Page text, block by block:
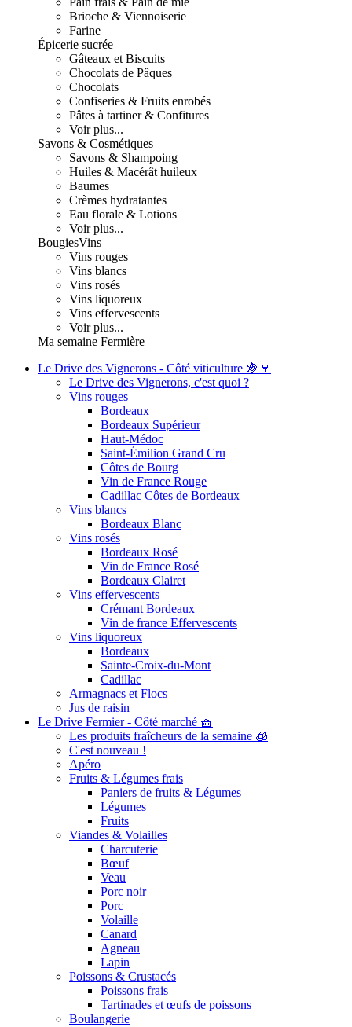
Brioche & Viennoiserie
Farine
Épicerie sucrée
Gâteaux et Biscuits
Chocolats de Pâques
Chocolats
Confiseries & Fruits enrobés
Pâtes à tartiner & Confitures
Voir plus...
Savons & Cosmétiques
Savons & Shampoing
Huiles & Macérât huileux
Baumes
Crèmes hydratantes
Eau florale & Lotions
Voir plus...
BougiesVins
Vins rouges
Vins blancs
Vins rosés
Vins liquoreux
Vins effervescents
Voir plus...
Ma semaine Fermière
Le Drive des Vignerons - Côté viticulture 🍇🍷
Le Drive des Vignerons, c'est quoi ?
Vins rouges
Bordeaux
Bordeaux Supérieur
Haut-Médoc
Saint-Émilion Grand Cru
Côtes de Bourg
Vin de France Rouge
Cadillac Côtes de Bordeaux
Vins blancs
Bordeaux Blanc
Vins rosés
Bordeaux Rosé
Vin de France Rosé
Bordeaux Clairet
Vins effervescents
Crémant Bordeaux
Vin de france Effervescents
Vins liquoreux
Bordeaux
Sainte-Croix-du-Mont
Cadillac
Armagnacs et Flocs
Jus de raisin
Le Drive Fermier - Côté marché 🧺
Les produits fraîcheurs de la semaine 🧊
C'est nouveau !
Apéro
Fruits & Légumes frais
Paniers de fruits & Légumes
Légumes
Fruits
Viandes & Volailles
Charcuterie
Bœuf
Veau
Porc noir
Porc
Volaille
Canard
Agneau
Lapin
Poissons & Crustacés
Poissons frais
Tartinades et œufs de poissons
Boulangerie